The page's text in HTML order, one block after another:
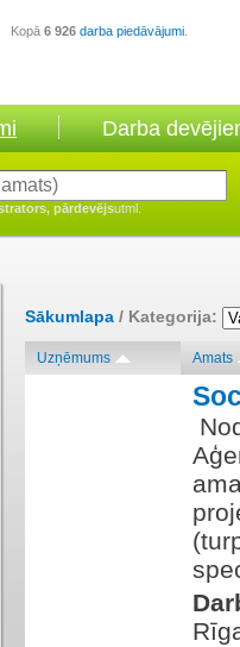
Kopā 6 926 darba piedāvājumi
Darba
pārdevējsutml.
Sākumlapa / Kategorija:
Uzņēmums Amats